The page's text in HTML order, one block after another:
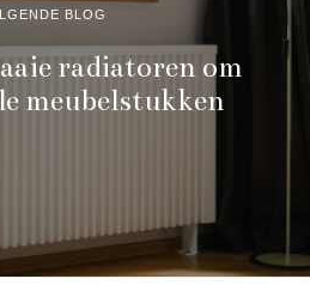
BLOG
radiatoren om
meubelstukken